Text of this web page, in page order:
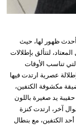
ظهور لها، حيث
لتتألق بإطلالات
تناسب الأوقات
عصرية ارتدت فيها
مكشوفة الكتفين،
يد صغيرة باللون
آخر، ارتدت كنزة
الكتفين، مع بنطال